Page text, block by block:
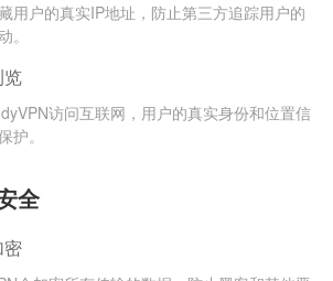
用户的真实IP地址，防止第三方追踪用户的
。
览
访问互联网，用户的真实身份和位置信
护。
全
密